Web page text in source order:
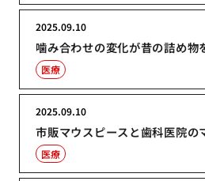
噛み合わせの変化が昔の詰め物
2025.09.10
医療
市販マウスピースと歯科医院の
2025.09.10
医療